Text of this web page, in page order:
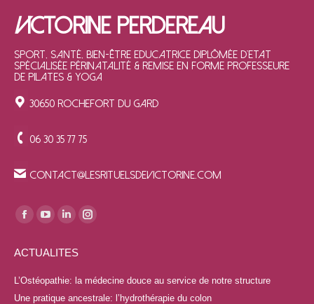
VICTORINE PERDEREAU
Sport, Santé, Bien-être Educatrice diplômée d'Etat
Spécialisée Périnatalité & Remise en forme Professeure
de Pilates & Yoga
30650 ROCHEFORT DU GARD
06 30 35 77 75
contact@lesrituelsdevictorine.com
Trouvez nous sur :
La
Facebook
s'ouvre
dans
La
YouTube
s'ouvre
dans
La
LinkedIn
s'ouvre
dans
La
s'ouvre
dans
ACTUALITES
L’Ostéopathie: la médecine douce au service de notre structure
Une pratique ancestrale: l’hydrothérapie du colon